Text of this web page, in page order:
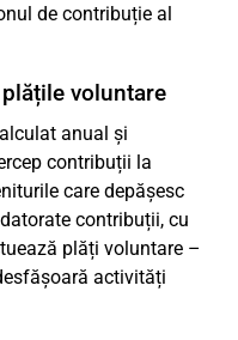
de contribuție al
voluntare
anual și
contribuții la
care depășesc
contribuții, cu
plăți voluntare –
activități